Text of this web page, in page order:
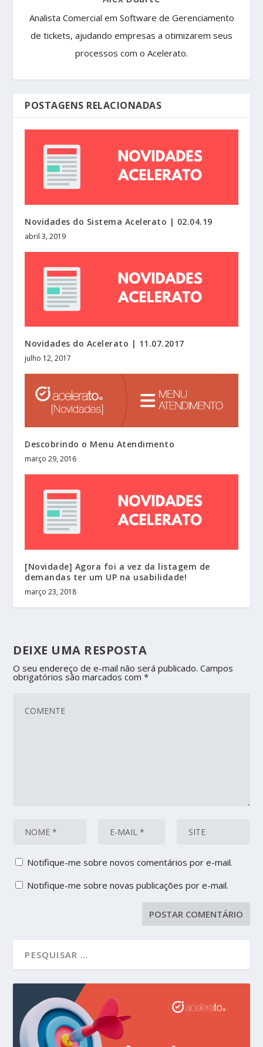
Analista Comercial em Software de Gerenciamento
de tickets, ajudando empresas a otimizarem seus
processos com o Acelerato.
POSTAGENS RELACIONADAS
Novidades do Sistema Acelerato | 02.04.19
abril 3, 2019
Novidades do Acelerato | 11.07.2017
julho 12, 2017
Descobrindo o Menu Atendimento
março 29, 2016
[Novidade] Agora foi a vez da listagem de
demandas ter um UP na usabilidade!
março 23, 2018
DEIXE UMA RESPOSTA
O seu endereço de e-mail não será publicado. Campos
obrigatórios são marcados com*
Notifique-me sobre novos comentários por e-mail.
Notifique-me sobre novas publicações por e-mail.